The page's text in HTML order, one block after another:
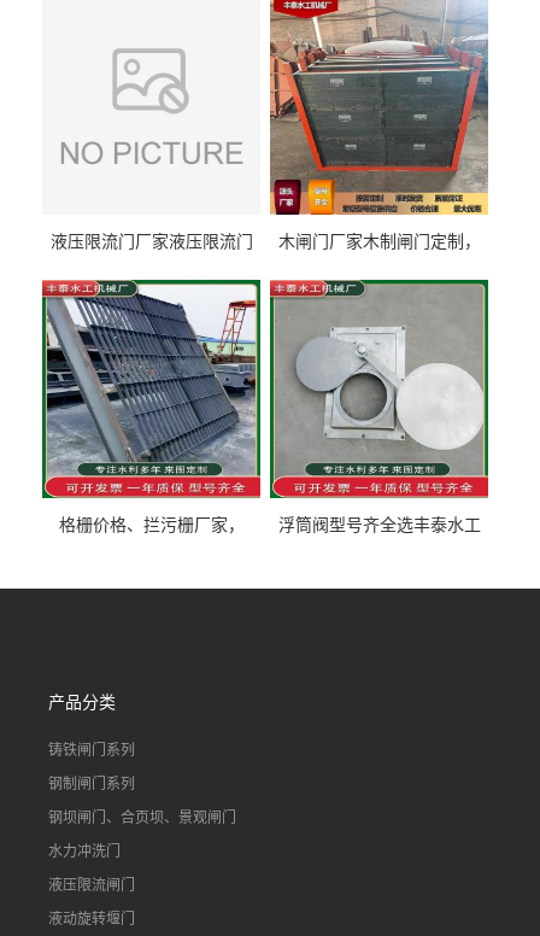
液压限流门厂家液压限流门
泰制造
木闸门厂家木制闸门定制，
型号齐全
格栅价格、拦污栅厂家，
浮筒阀型号齐全选丰泰水工
道水库电站污水处理钢制闸
产品分类
铸铁闸门系列
钢制闸门系列
钢坝闸门、合页坝、景观闸门
水力冲洗门
液压限流闸门
液动旋转堰门